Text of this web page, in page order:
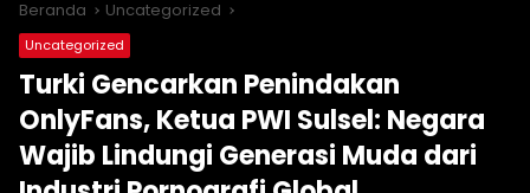
Beranda Uncategorized
Uncategorized
Turki Gencarkan Penindakan
OnlyFans, Ketua PWI Sulsel: Negara
Wajib Lindungi Generasi Muda dari